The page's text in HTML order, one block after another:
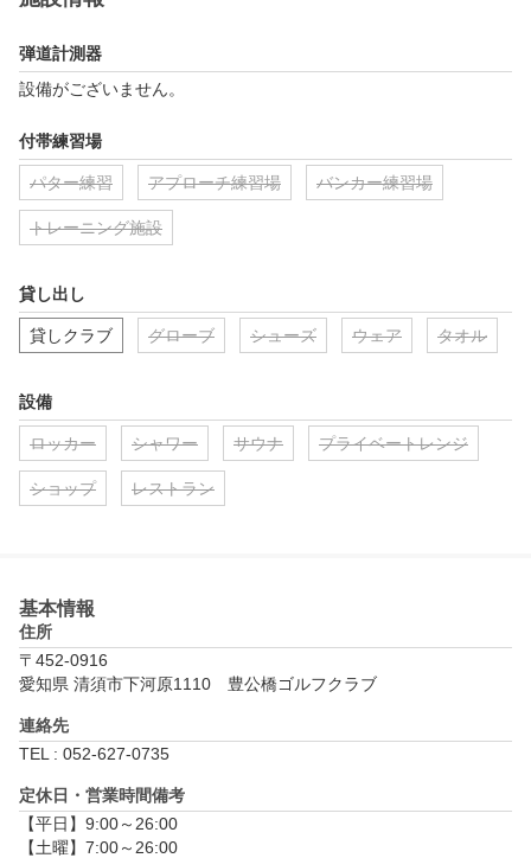
弾道計測器
設備がございません。
付帯練習場
パター練習 アプローチ練習場 バンカー練習場
トレーニング施設
貸し出し
貸しクラブ グローブ シューズ ウェア タオル
設備
ロッカー シャワー サウナ プライベートレンジ
ショップ レストラン
基本情報
住所
〒452-0916
愛知県 清須市下河原1110　豊公橋ゴルフクラブ
連絡先
TEL : 052-627-0735
定休日・営業時間備考
【平日】9:00～26:00
【土曜】7:00～26:00